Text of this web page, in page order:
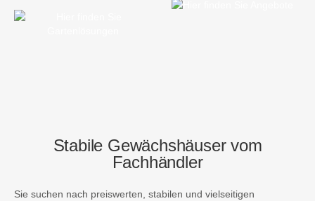
Stabile Gewächshäuser vom
Fachhändler
Sie suchen nach preiswerten, stabilen und vielseitigen